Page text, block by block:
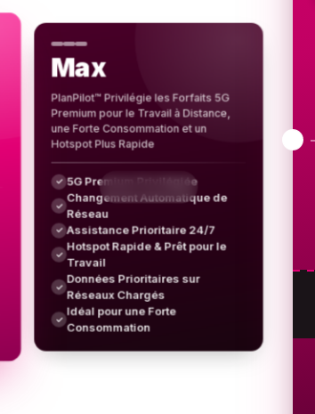
Max
PlanPilot™ Privilégie les Forfaits 5G
Premium pour le Travail à Distance,
une Forte Consommation et un
Hotspot Plus Rapide
✓ 5G Premium Privilégiée
✓
Changement Automatique de
Réseau
✓ Assistance Prioritaire 24/7
✓
Hotspot Rapide & Prêt pour le
Travail
✓
Données Prioritaires sur
Réseaux Chargés
✓
Idéal pour une Forte
Consommation